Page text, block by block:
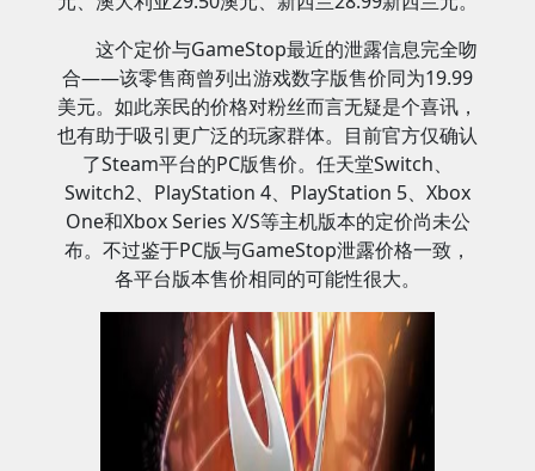
这个定价与GameStop最近的泄露信息完全吻
合——该零售商曾列出游戏数字版售价同为19.99
美元。如此亲民的价格对粉丝而言无疑是个喜讯，
也有助于吸引更广泛的玩家群体。目前官方仅确认
了Steam平台的PC版售价。任天堂Switch、
Switch2、PlayStation 4、PlayStation 5、Xbox
One和Xbox Series X/S等主机版本的定价尚未公
布。不过鉴于PC版与GameStop泄露价格一致，
各平台版本售价相同的可能性很大。